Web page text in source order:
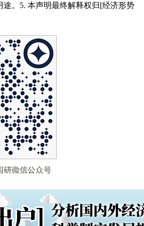
途。5. 本声明最终解释权归[经济形势